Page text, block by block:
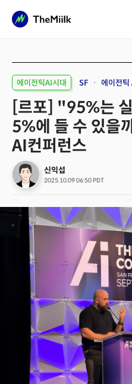
에이전틱AI시대 SF 에이전틱
[르포] "95%는
5%에 들 수 있을
AI컨퍼런스
신익섭
2025.10.09 06:50 PDT